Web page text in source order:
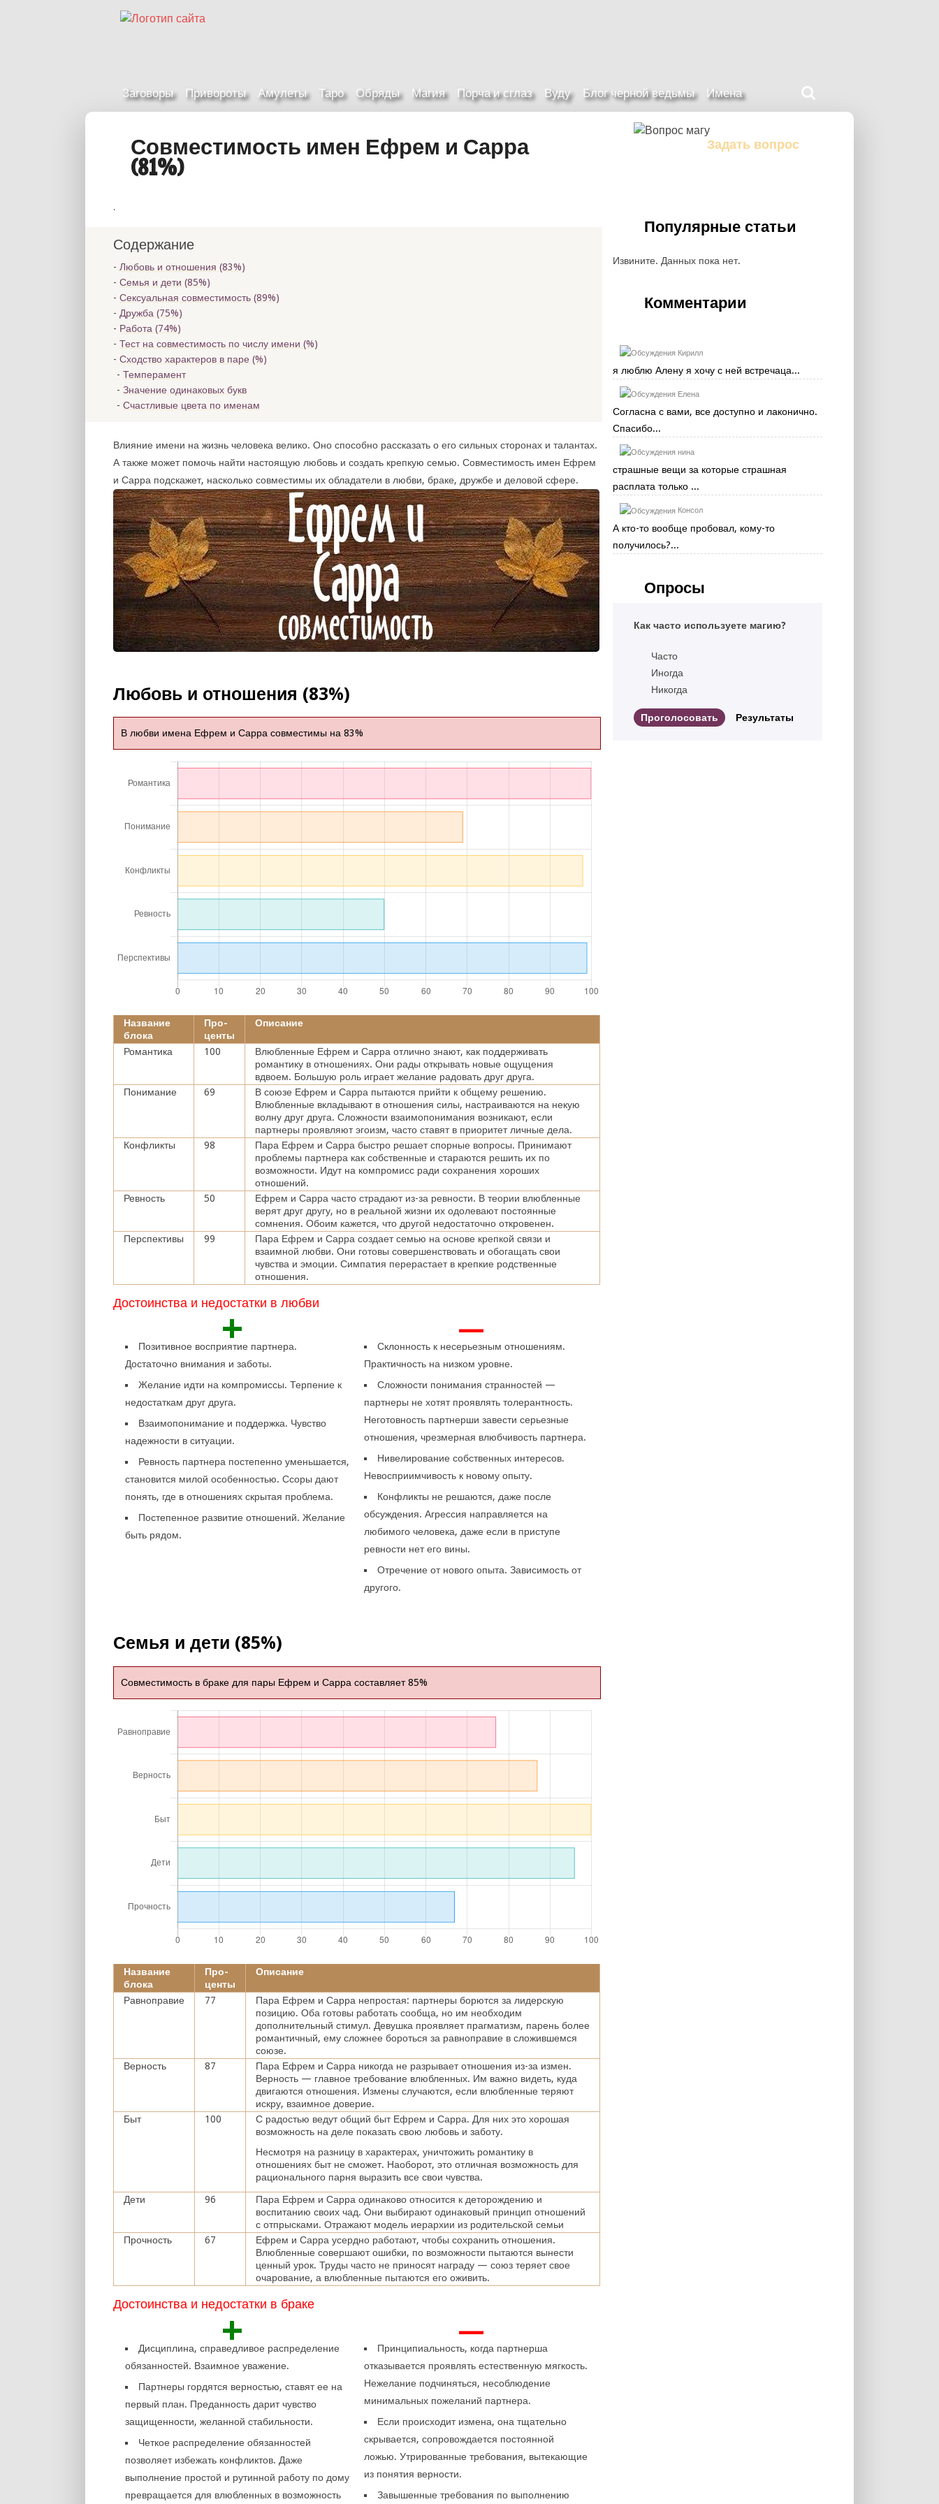
Заговоры Привороты Амулеты Таро Обряды Магия Порча и сглаз Вуду Блог черной ведьмы Имена
сайте
Совместимость имен Ефрем и Сарра
(81%)
.
Содержание
Любовь и отношения (83%)
Семья и дети (85%)
Сексуальная совместимость (89%)
Дружба (75%)
Работа (74%)
Тест на совместимость по числу имени (%)
Сходство характеров в паре (%)
Темперамент
Значение одинаковых букв
Счастливые цвета по именам
Влияние имени на жизнь человека велико. Оно способно рассказать о его сильных сторонах и талантах.
А также может помочь найти настоящую любовь и создать крепкую семью. Совместимость имен Ефрем
и Сарра подскажет, насколько совместимы их обладатели в любви, браке, дружбе и деловой сфере.
Любовь и отношения (83%)
В любви имена Ефрем и Сарра совместимы на 83%
Название
блока
Про-
центы
Описание
Романтика 100
Влюбленные Ефрем и Сарра отлично знают, как поддерживать
романтику в отношениях. Они рады открывать новые ощущения
вдвоем. Большую роль играет желание радовать друг друга.
Понимание
69
В союзе Ефрем и Сарра пытаются прийти к общему решению.
Влюбленные вкладывают в отношения силы, настраиваются на некую
волну друг друга. Сложности взаимопонимания возникают, если
партнеры проявляют эгоизм, часто ставят в приоритет личные дела.
Конфликты
98
Пара Ефрем и Сарра быстро решает спорные вопросы. Принимают
проблемы партнера как собственные и стараются решить их по
возможности. Идут на компромисс ради сохранения хороших
отношений.
Ревность
50
Ефрем и Сарра часто страдают из-за ревности. В теории влюбленные
верят друг другу, но в реальной жизни их одолевают постоянные
сомнения. Обоим кажется, что другой недостаточно откровенен.
Перспективы
99
Пара Ефрем и Сарра создает семью на основе крепкой связи и
взаимной любви. Они готовы совершенствовать и обогащать свои
чувства и эмоции. Симпатия перерастает в крепкие родственные
отношения.
Достоинства и недостатки в любви
+
Позитивное восприятие партнера.
Достаточно внимания и заботы.
Желание идти на компромиссы. Терпение к
недостаткам друг друга.
Взаимопонимание и поддержка. Чувство
надежности в ситуации.
Ревность партнера постепенно уменьшается,
становится милой особенностью. Ссоры дают
понять, где в отношениях скрытая проблема.
Постепенное развитие отношений. Желание
быть рядом.
—
Склонность к несерьезным отношениям.
Практичность на низком уровне.
Сложности понимания странностей —
партнеры не хотят проявлять толерантность.
Неготовность партнерши завести серьезные
отношения, чрезмерная влюбчивость партнера.
Нивелирование собственных интересов.
Невосприимчивость к новому опыту.
Конфликты не решаются, даже после
обсуждения. Агрессия направляется на
любимого человека, даже если в приступе
ревности нет его вины.
Отречение от нового опыта. Зависимость от
другого.
Семья и дети (85%)
Совместимость в браке для пары Ефрем и Сарра составляет 85%
Название
блока
Про-
центы
Описание
Равноправие 77
Пара Ефрем и Сарра непростая: партнеры борются за лидерскую
позицию. Оба готовы работать сообща, но им необходим
дополнительный стимул. Девушка проявляет прагматизм, парень более
романтичный, ему сложнее бороться за равноправие в сложившемся
союзе.
Верность
87
Пара Ефрем и Сарра никогда не разрывает отношения из-за измен.
Верность — главное требование влюбленных. Им важно видеть, куда
двигаются отношения. Измены случаются, если влюбленные теряют
искру, взаимное доверие.
Быт
100
С радостью ведут общий быт Ефрем и Сарра. Для них это хорошая
возможность на деле показать свою любовь и заботу.
Несмотря на разницу в характерах, уничтожить романтику в
отношениях быт не сможет. Наоборот, это отличная возможность для
рационального парня выразить все свои чувства.
Дети 96
Пара Ефрем и Сарра одинаково относится к деторождению и
воспитанию своих чад. Они выбирают одинаковый принцип отношений
с отпрысками. Отражают модель иерархии из родительской семьи
Прочность
67
Ефрем и Сарра усердно работают, чтобы сохранить отношения.
Влюбленные совершают ошибки, по возможности пытаются вынести
ценный урок. Труды часто не приносят награду — союз теряет свое
очарование, а влюбленные пытаются его оживить.
Достоинства и недостатки в браке
+
Дисциплина, справедливое распределение
обязанностей. Взаимное уважение.
Партнеры гордятся верностью, ставят ее на
первый план. Преданность дарит чувство
защищенности, желанной стабильности.
Четкое распределение обязанностей
позволяет избежать конфликтов. Даже
выполнение простой и рутинной работу по дому
превращается для влюбленных в возможность
—
Принципиальность, когда партнерша
отказывается проявлять естественную мягкость.
Нежелание подчиняться, несоблюдение
минимальных пожеланий партнера.
Если происходит измена, она тщательно
скрывается, сопровождается постоянной
ложью. Утрированные требования, вытекающие
из понятия верности.
Завышенные требования по выполнению
Задать вопрос
Популярные статьи
Извините. Данных пока нет.
Комментарии
Кирилл
я люблю Алену я хочу с ней встречаца...
Елена
Согласна с вами, все доступно и лаконично.
Спасибо...
нина
страшные вещи за которые страшная
расплата только ...
Консол
А кто-то вообще пробовал, кому-то
получилось?...
Опросы
Как часто используете магию?
Часто
Иногда
Никогда
Результаты